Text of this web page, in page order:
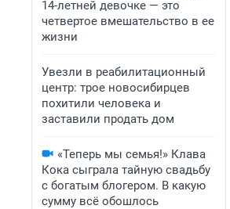
14-летней девочке — это
четвертое вмешательство в ее
жизни
Увезли в реабилитационный
центр: трое новосибирцев
похитили человека и
заставили продать дом
«Теперь мы семья!» Клава
Кока сыграла тайную свадьбу
с богатым блогером. В какую
сумму всё обошлось